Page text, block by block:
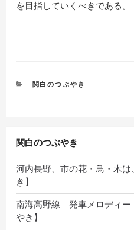
を目指していくべきである。
カ
関白のつぶやき
関白のつぶやき
河内長野、市の花・鳥・木
き】
南海高野線 発車メロディー
やき】